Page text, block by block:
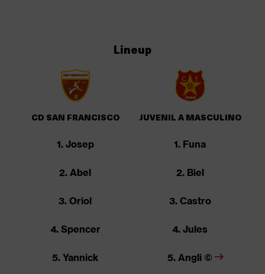
Lineup
CD SAN FRANCISCO
1. Josep
2. Abel
3. Oriol
4. Spencer
5. Yannick
JUVENIL A MASCULINO
1. Funa
2. Biel
3. Castro
4. Jules
5. Angli ©